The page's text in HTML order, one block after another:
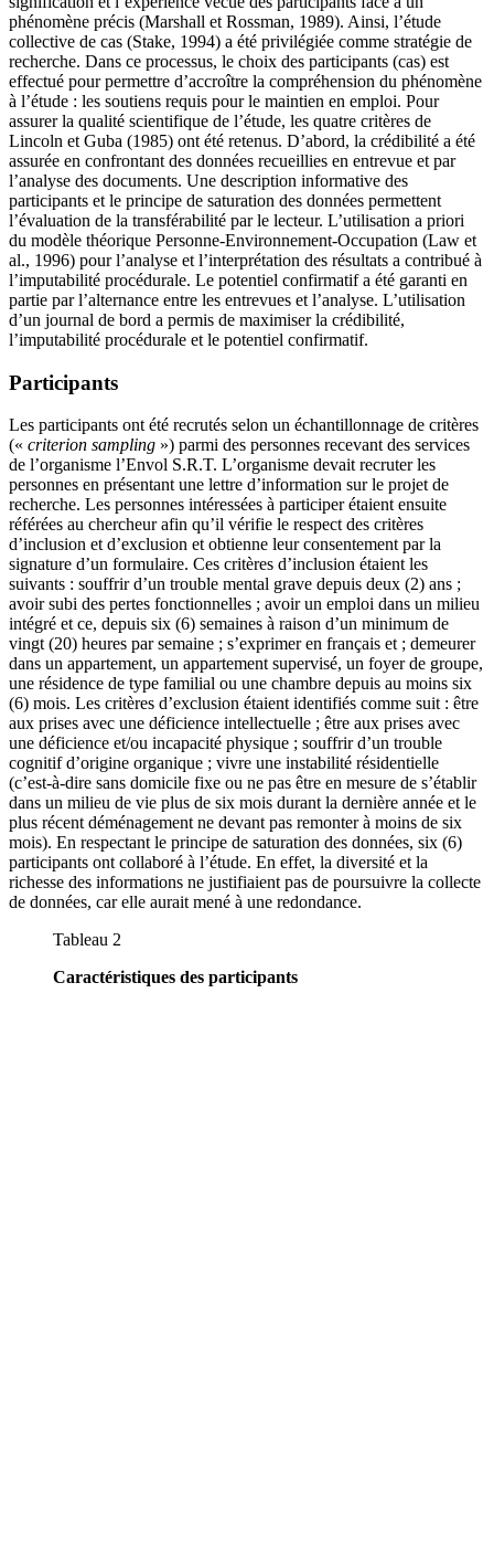
phénomène précis (Marshall et Rossman, 1989). Ainsi, l’étude
collective de cas (Stake, 1994) a été privilégiée comme stratégie de
recherche. Dans ce processus, le choix des participants (cas) est
effectué pour permettre d’accroître la compréhension du phénomène
à l’étude : les soutiens requis pour le maintien en emploi. Pour
assurer la qualité scientifique de l’étude, les quatre critères de
Lincoln et Guba (1985) ont été retenus. D’abord, la crédibilité a été
assurée en confrontant des données recueillies en entrevue et par
l’analyse des documents. Une description informative des
participants et le principe de saturation des données permettent
l’évaluation de la transférabilité par le lecteur. L’utilisation a priori
du modèle théorique Personne-Environnement-Occupation (Law et
al., 1996) pour l’analyse et l’interprétation des résultats a contribué à
l’imputabilité procédurale. Le potentiel confirmatif a été garanti en
partie par l’alternance entre les entrevues et l’analyse. L’utilisation
d’un journal de bord a permis de maximiser la crédibilité,
l’imputabilité procédurale et le potentiel confirmatif.
Participants
Les participants ont été recrutés selon un échantillonnage de critères
(« criterion sampling ») parmi des personnes recevant des services
de l’organisme l’Envol S.R.T. L’organisme devait recruter les
personnes en présentant une lettre d’information sur le projet de
recherche. Les personnes intéressées à participer étaient ensuite
référées au chercheur afin qu’il vérifie le respect des critères
d’inclusion et d’exclusion et obtienne leur consentement par la
signature d’un formulaire. Ces critères d’inclusion étaient les
suivants : souffrir d’un trouble mental grave depuis deux (2) ans ;
avoir subi des pertes fonctionnelles ; avoir un emploi dans un milieu
intégré et ce, depuis six (6) semaines à raison d’un minimum de
vingt (20) heures par semaine ; s’exprimer en français et ; demeurer
dans un appartement, un appartement supervisé, un foyer de groupe,
une résidence de type familial ou une chambre depuis au moins six
(6) mois. Les critères d’exclusion étaient identifiés comme suit : être
aux prises avec une déficience intellectuelle ; être aux prises avec
une déficience et/ou incapacité physique ; souffrir d’un trouble
cognitif d’origine organique ; vivre une instabilité résidentielle
(c’est-à-dire sans domicile fixe ou ne pas être en mesure de s’établir
dans un milieu de vie plus de six mois durant la dernière année et le
plus récent déménagement ne devant pas remonter à moins de six
mois). En respectant le principe de saturation des données, six (6)
participants ont collaboré à l’étude. En effet, la diversité et la
richesse des informations ne justifiaient pas de poursuivre la collecte
de données, car elle aurait mené à une redondance.
Tableau 2
Caractéristiques des participants